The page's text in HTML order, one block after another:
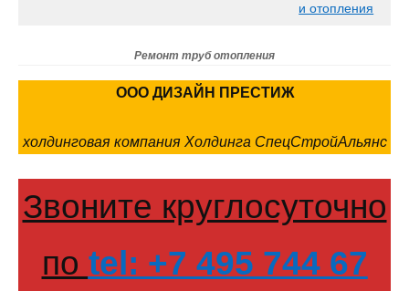
и отопления
Ремонт труб отопления
ООО ДИЗАЙН ПРЕСТИЖ
холдинговая компания Холдинга СпецСтройАльянс
Звоните круглосуточно
по tel: +7 495 744 67